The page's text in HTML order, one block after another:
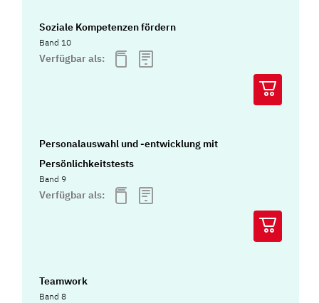
Soziale Kompetenzen fördern
Band 10
Verfügbar als:
Personalauswahl und -entwicklung mit
Persönlichkeitstests
Band 9
Verfügbar als:
Teamwork
Band 8